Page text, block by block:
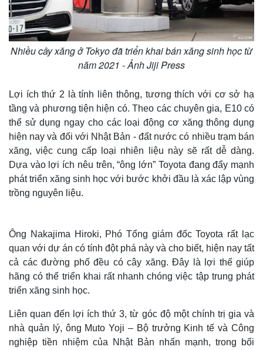
Nhiều cây xăng ở Tokyo đã triển khai bán xăng sinh học từ
năm 2021 - Ảnh Jiji Press
Lợi ích thứ 2 là tính liên thông, tương thích với cơ sở hạ
tầng và phương tiện hiện có. Theo các chuyên gia, E10 có
thể sử dụng ngay cho các loại động cơ xăng thông dụng
hiện nay và đối với Nhật Bản - đất nước có nhiều trạm bán
xăng, việc cung cấp loại nhiên liệu này sẽ rất dễ dàng.
Dựa vào lợi ích nêu trên, “ông lớn” Toyota đang đẩy mạnh
phát triển xăng sinh học với bước khởi đầu là xác lập vùng
trồng nguyên liệu.
Ông Nakajima Hiroki, Phó Tổng giám đốc Toyota rất lạc
quan với dự án có tính đột phá này và cho biết, hiện nay tất
cả các đường phố đều có cây xăng. Đây là lợi thế giúp
hãng có thể triển khai rất nhanh chóng việc tập trung phát
triển xăng sinh học.
Liên quan đến lợi ích thứ 3, từ góc độ một chính trị gia và
nhà quản lý, ông Muto Yoji – Bộ trưởng Kinh tế và Công
nghiệp tiền nhiệm của Nhật Bản nhấn mạnh, trong bối